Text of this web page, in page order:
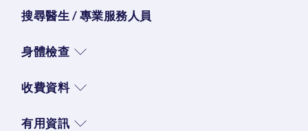
搜尋醫生 / 專業服務人員
身體檢查
收費資料
有用資訊